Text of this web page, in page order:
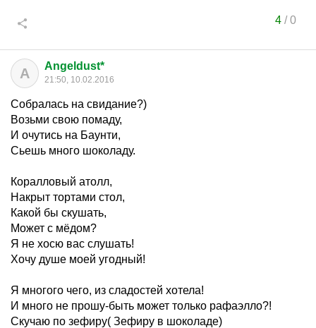
4/0
A Angeldust*
21:50, 10.02.2016
Собралась на свидание?)
Возьми свою помаду,
И очутись на Баунти,
Сьешь много шоколаду.
Коралловый атолл,
Накрыт тортами стол,
Какой бы скушать,
Может с мёдом?
Я не хосю вас слушать!
Хочу душе моей угодный!
Я многого чего, из сладостей хотела!
И много не прошу-быть может только рафаэлло?!
Скучаю по зефиру( Зефиру в шоколаде)